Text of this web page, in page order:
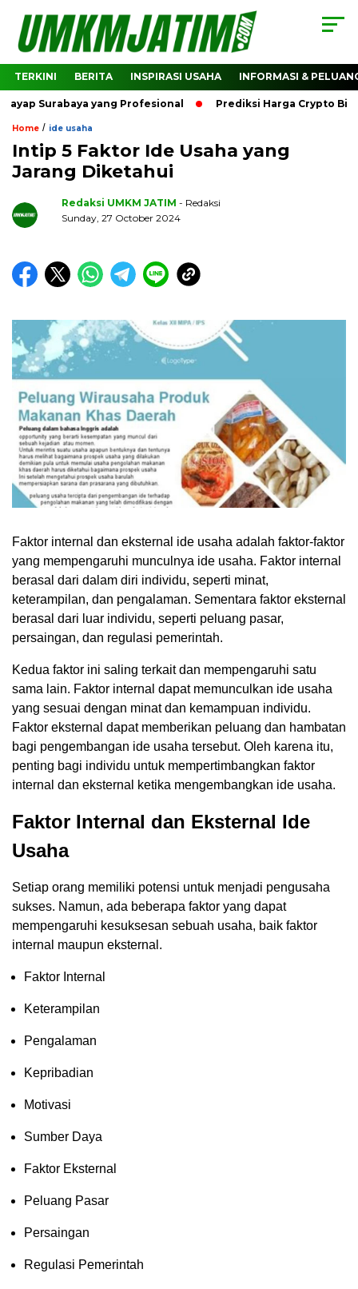
TERKINI BERITA INSPIRASI USAHA INFORMASI &
yang Profesional Prediksi Harga Crypto Bitcoin:
Home / ide usaha
Intip 5 Faktor Ide Usaha yang
Jarang Diketahui
Redaksi UMKM JATIM - Redaksi
Sunday, 27 October 2024
Faktor internal dan eksternal ide usaha adalah faktor-faktor
yang mempengaruhi munculnya ide usaha. Faktor internal
berasal dari dalam diri individu, seperti minat,
keterampilan, dan pengalaman. Sementara faktor eksternal
berasal dari luar individu, seperti peluang pasar,
persaingan, dan regulasi pemerintah.
Kedua faktor ini saling terkait dan mempengaruhi satu
sama lain. Faktor internal dapat memunculkan ide usaha
yang sesuai dengan minat dan kemampuan individu.
Faktor eksternal dapat memberikan peluang dan hambatan
bagi pengembangan ide usaha tersebut. Oleh karena itu,
penting bagi individu untuk mempertimbangkan faktor
internal dan eksternal ketika mengembangkan ide usaha.
Faktor Internal dan Eksternal Ide
Usaha
Setiap orang memiliki potensi untuk menjadi pengusaha
sukses. Namun, ada beberapa faktor yang dapat
mempengaruhi kesuksesan sebuah usaha, baik faktor
internal maupun eksternal.
Faktor Internal
Keterampilan
Pengalaman
Kepribadian
Motivasi
Sumber Daya
Faktor Eksternal
Peluang Pasar
Persaingan
Regulasi Pemerintah